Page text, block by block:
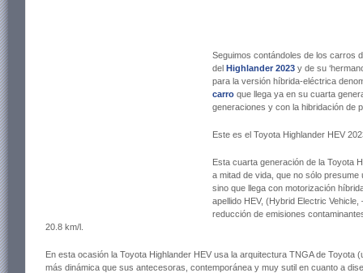
Seguimos contándoles de los carros
del Highlander 2023 y de su
para la versión híbrida-eléctrica
carro que llega ya en su cuarta
generaciones y con la hibridación de
Este es el Toyota Highlander HEV
Esta cuarta generación de la Toyota
a mitad de vida, que no sólo
sino que llega con motorización
apellido HEV, (Hybrid Electric
reducción de emisiones
20.8 km/l.
En esta ocasión la Toyota Highlander HEV usa la arquitectura TNGA de Toyota
más dinámica que sus antecesoras, contemporánea y muy sutil en cuanto a